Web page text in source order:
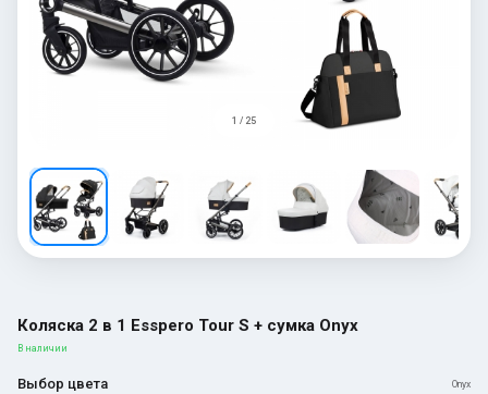
1 / 25
Коляска 2 в 1 Esspero Tour S + сумка Onyx
В наличии
Выбор цвета Onyx